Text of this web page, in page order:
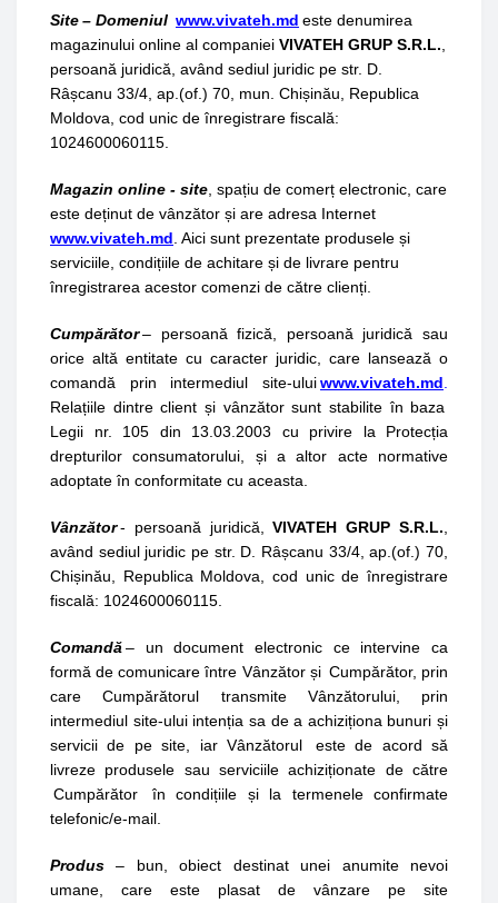
Site – Domeniul www.vivateh.md este denumirea
magazinului online al companiei VIVATEH GRUP S.R.L.
persoană juridică, având sediul juridic pe str. D.
Râșcanu 33/4, ap.(of.) 70, mun. Chișinău, Republica
Moldova, cod unic de înregistrare fiscală:
1024600060115.
Magazin online - site , spațiu de comerț electronic, care
este deținut de vânzător și are adresa Internet
www.vivateh.md . Aici sunt prezentate produsele și
serviciile, condițiile de achitare și de livrare pentru
înregistrarea acestor comenzi de către clienți.
Cumpărător– persoană fizică, persoană juridică sau
orice altă entitate cu caracter juridic, care lansează o
comandă prin intermediul site-uluiwww.vivateh.md
Relațiile dintre client și vânzător sunt stabilite în baza
Legii nr. 105 din 13.03.2003 cu privire la Protecția
drepturilor consumatorului, și a altor acte normative
adoptate în conformitate cu aceasta.
Vânzător- persoană juridică,VIVATEH GRUP S.R.L.
având sediul juridic pe str. D. Râșcanu 33/4, ap.(of.) 70,
Chișinău, Republica Moldova, cod unic de înregistrare
fiscală: 1024600060115.
Comandă– un document electronic ce intervine ca
formă de comunicare între Vânzător și Cumpărător, prin
care Cumpărătorul transmite Vânzătorului, prin
intermediul site-ului intenția sa de a achiziționa bunuri și
servicii de pe site, iar Vânzătorul este de acord să
livreze produsele sau serviciile achiziționate de către
Cumpărător în condițiile și la termenele confirmate
telefonic/e-mail.
Produs – bun, obiect destinat unei anumite nevoi
umane, care este plasat de vânzare pe site